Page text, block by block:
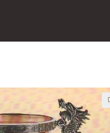
🔍